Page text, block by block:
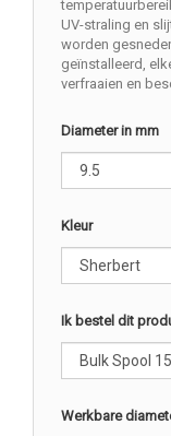
UV-straling en
worden
geïnstalleerd,
verfraaien en
Diameter in mm
Kleur
Ik bestel dit
Werkbare